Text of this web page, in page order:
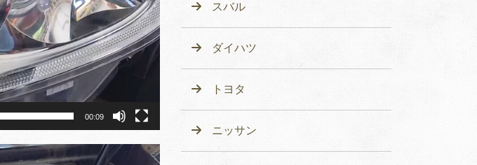
00:09
スバル
ダイハツ
トヨタ
ニッサン